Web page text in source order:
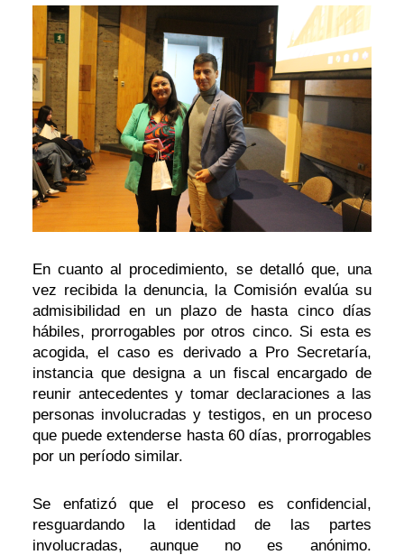
En cuanto al procedimiento, se detalló que, una
vez recibida la denuncia, la Comisión evalúa su
admisibilidad en un plazo de hasta cinco días
hábiles, prorrogables por otros cinco. Si esta es
acogida, el caso es derivado a Pro Secretaría,
instancia que designa a un fiscal encargado de
reunir antecedentes y tomar declaraciones a las
personas involucradas y testigos, en un proceso
que puede extenderse hasta 60 días, prorrogables
por un período similar.
Se enfatizó que el proceso es confidencial,
resguardando la identidad de las partes
involucradas, aunque no es anónimo.